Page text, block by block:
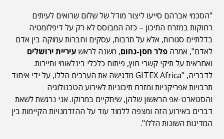
"הסכמי אברהם סייעו ליצור מודל של שלום שרואים לעיתים
רחוקות במזרח התיכון – כזה המבוסס לא רק על דיפלומטיה
בדלתיים סגורות, אלא על תרבות, עסקים וחברות עמוקה בין אדם
לאדם", אמרה פלר חסן-נחום, משנה לראש עיריית ירושלים
ואחראית על תיקי קשרי חוץ, פיתוח כלכלי בינלאומי ותיירות.
לדבריה, "GITEX Africa מדגישה את הערכים הללו, על ידי איחוד
תרבויות אפריקניות ומזרח תיכוניות לאירוע הטכנולוגיה
והסטארט-אפ הראשון שלהן, שיתקיים במרוקו. אני נרגשת לשאת
דברים באירוע הזה ומצפה ללמוד עוד על ההזדמנויות הקיימות בין
המדינות השונות הללו".